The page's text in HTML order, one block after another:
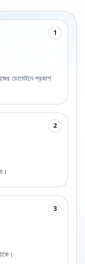
1
ডোমেইনে প্রকাশ
2
3